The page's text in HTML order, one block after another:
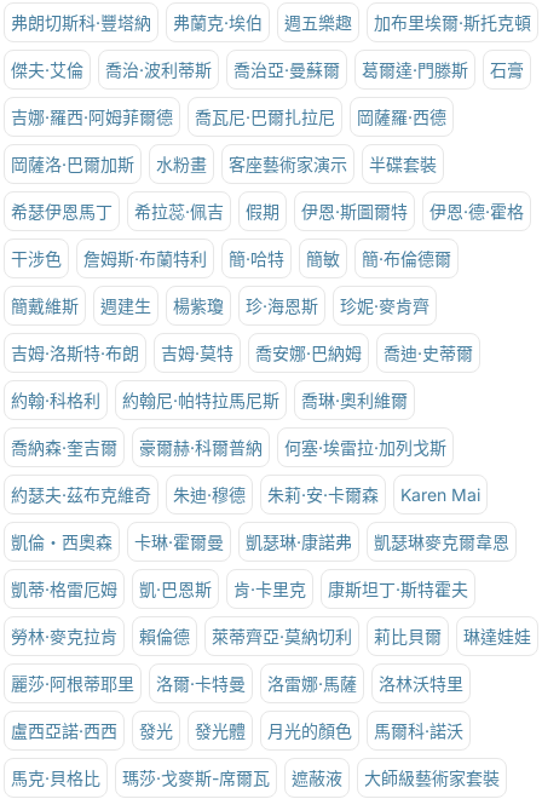
弗朗切斯科·豐塔納 弗蘭克·埃伯 週五樂趣 加布里埃爾·斯托克頓
傑夫·艾倫 喬治·波利蒂斯 喬治亞·曼蘇爾 葛爾達·門滕斯 石膏
吉娜·羅西·阿姆菲爾德 喬瓦尼·巴爾扎拉尼 岡薩羅·西德
岡薩洛·巴爾加斯 水粉畫 客座藝術家演示 半碟套裝
希瑟伊恩馬丁 希拉蕊·佩吉 假期 伊恩·斯圖爾特 伊恩·德·霍格
干涉色 詹姆斯·布蘭特利 簡·哈特 簡敏 簡·布倫德爾
簡戴維斯 週建生 楊紫瓊 珍·海恩斯 珍妮·麥肯齊
吉姆·洛斯特·布朗 吉姆·莫特 喬安娜·巴納姆 喬迪·史蒂爾
約翰·科格利 約翰尼·帕特拉馬尼斯 喬琳·奧利維爾
喬納森·奎吉爾 豪爾赫·科爾普納 何塞·埃雷拉·加列戈斯
約瑟夫·茲布克維奇 朱迪·穆德 朱莉·安·卡爾森 Karen Mai
凱倫‧西奧森 卡琳·霍爾曼 凱瑟琳·康諾弗 凱瑟琳麥克爾韋恩
凱蒂·格雷厄姆 凱·巴恩斯 肯·卡里克 康斯坦丁·斯特霍夫
勞林·麥克拉肯 賴倫德 萊蒂齊亞·莫納切利 莉比貝爾 琳達娃娃
麗莎·阿根蒂耶里 洛爾·卡特曼 洛雷娜·馬薩 洛林沃特里
盧西亞諾·西西 發光 發光體 月光的顏色 馬爾科·諾沃
馬克·貝格比 瑪莎·戈麥斯-席爾瓦 遮蔽液 大師級藝術家套裝